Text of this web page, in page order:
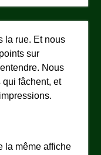
la rue. Et nous
sur
Nous
fâchent, et
la même affiche